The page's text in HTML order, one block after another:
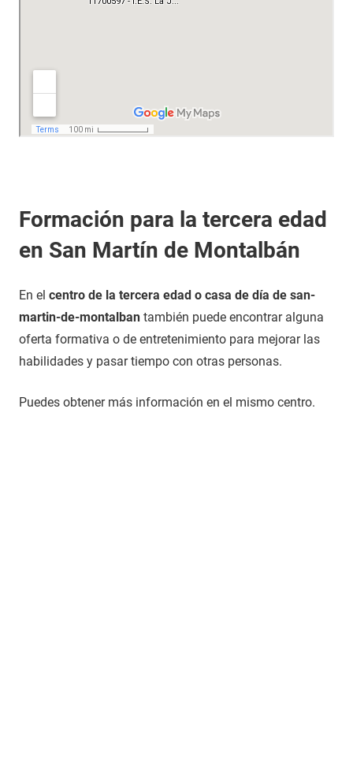
Formación para la tercera edad
en San Martín de Montalbán
En el centro de la tercera edad o casa de día de san-
martin-de-montalban también puede encontrar alguna
oferta formativa o de entretenimiento para mejorar las
habilidades y pasar tiempo con otras personas.
Puedes obtener más información en el mismo centro.